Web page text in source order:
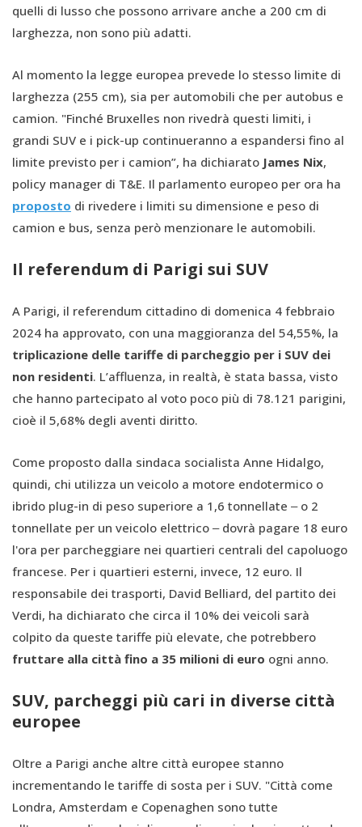
quelli di lusso che possono arrivare anche a 200 cm di
larghezza, non sono più adatti.
Al momento la legge europea prevede lo stesso limite di
larghezza (255 cm), sia per automobili che per autobus e
camion. "Finché Bruxelles non rivedrà questi limiti, i
grandi SUV e i pick-up continueranno a espandersi fino al
limite previsto per i camion”, ha dichiarato James Nix,
policy manager di T&E. Il parlamento europeo per ora ha
proposto di rivedere i limiti su dimensione e peso di
camion e bus, senza però menzionare le automobili.
Il referendum di Parigi sui SUV
A Parigi, il referendum cittadino di domenica 4 febbraio
2024 ha approvato, con una maggioranza del 54,55%, la
triplicazione delle tariffe di parcheggio per i SUV dei
non residenti. L’affluenza, in realtà, è stata bassa, visto
che hanno partecipato al voto poco più di 78.121 parigini,
cioè il 5,68% degli aventi diritto.
Come proposto dalla sindaca socialista Anne Hidalgo,
quindi, chi utilizza un veicolo a motore endotermico o
ibrido plug-in di peso superiore a 1,6 tonnellate ‒ o 2
tonnellate per un veicolo elettrico ‒ dovrà pagare 18 euro
l'ora per parcheggiare nei quartieri centrali del capoluogo
francese. Per i quartieri esterni, invece, 12 euro. Il
responsabile dei trasporti, David Belliard, del partito dei
Verdi, ha dichiarato che circa il 10% dei veicoli sarà
colpito da queste tariffe più elevate, che potrebbero
fruttare alla città fino a 35 milioni di euro ogni anno.
SUV, parcheggi più cari in diverse città
europee
Oltre a Parigi anche altre città europee stanno
incrementando le tariffe di sosta per i SUV. "Città come
Londra, Amsterdam e Copenaghen sono tutte